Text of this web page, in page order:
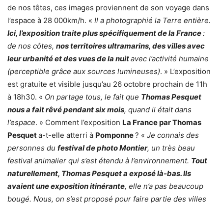
de nos têtes, ces images proviennent de son voyage dans
l’espace à 28 000km/h. « Il a photographié la Terre entière.
Ici, l’exposition traite plus spécifiquement de la France:
de nos côtes, nos territoires ultramarins, des villes avec
leur urbanité et des vues de la nuitavec l’activité humaine
(perceptible grâce aux sources lumineuses). » L’exposition
est gratuite et visible jusqu’au 26 octobre prochain de 11h
à 18h30. « On partage tous, le fait que Thomas Pesquet
nous a fait rêvé pendant six mois, quand il était dans
l’espace. » Comment l’exposition La France par Thomas
Pesqueta-t-elle atterri à Pomponne? « Je connais des
personnes du festival de photo Montier, un très beau
festival animalier qui s’est étendu à l’environnement. Tout
naturellement, Thomas Pesquet a exposé là-bas. Ils
avaient une exposition itinérante, elle n’a pas beaucoup
bougé. Nous, on s’est proposé pour faire partie des villes